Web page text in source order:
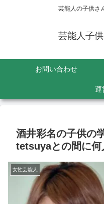
芸能人の子供さ
芸能人子
お問い合わせ
運
酒井彩名の子供の
tetsuyaとの間に何
女性芸能人